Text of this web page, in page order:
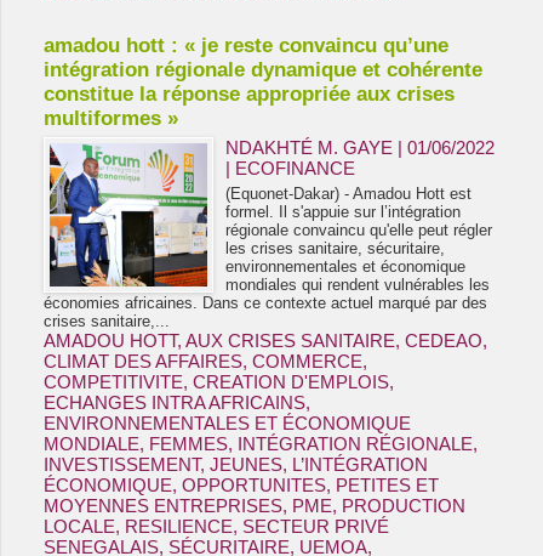
amadou hott : « je reste convaincu qu’une
intégration régionale dynamique et cohérente
constitue la réponse appropriée aux crises
multiformes »
NDAKHTÉ M. GAYE | 01/06/2022
| ECOFINANCE
(Equonet-Dakar) - Amadou Hott est
formel. Il s'appuie sur l’intégration
régionale convaincu qu'elle peut régler
les crises sanitaire, sécuritaire,
environnementales et économique
mondiales qui rendent vulnérables les
économies africaines. Dans ce contexte actuel marqué par des
crises sanitaire,...
AMADOU HOTT, AUX CRISES SANITAIRE, CEDEAO,
CLIMAT DES AFFAIRES, COMMERCE,
COMPETITIVITE, CREATION D'EMPLOIS,
ECHANGES INTRA AFRICAINS,
ENVIRONNEMENTALES ET ÉCONOMIQUE
MONDIALE, FEMMES, INTÉGRATION RÉGIONALE,
INVESTISSEMENT, JEUNES, L’INTÉGRATION
ÉCONOMIQUE, OPPORTUNITES, PETITES ET
MOYENNES ENTREPRISES, PME, PRODUCTION
LOCALE, RESILIENCE, SECTEUR PRIVÉ
SENEGALAIS, SÉCURITAIRE, UEMOA,